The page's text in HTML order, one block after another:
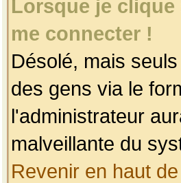
Lorsque je
me connecter !
Désolé, mais
des gens via le
l'administrateur
malveillante du
Revenir en haut